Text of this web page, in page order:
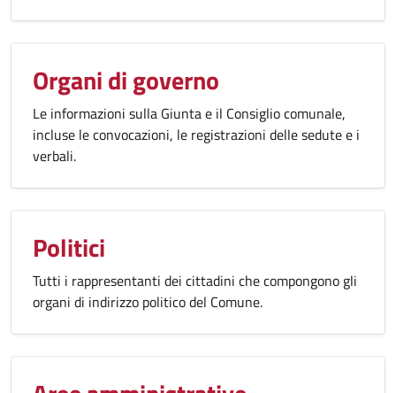
Organi di governo
Le informazioni sulla Giunta e il Consiglio comunale,
incluse le convocazioni, le registrazioni delle sedute e i
verbali.
Politici
Tutti i rappresentanti dei cittadini che compongono gli
organi di indirizzo politico del Comune.